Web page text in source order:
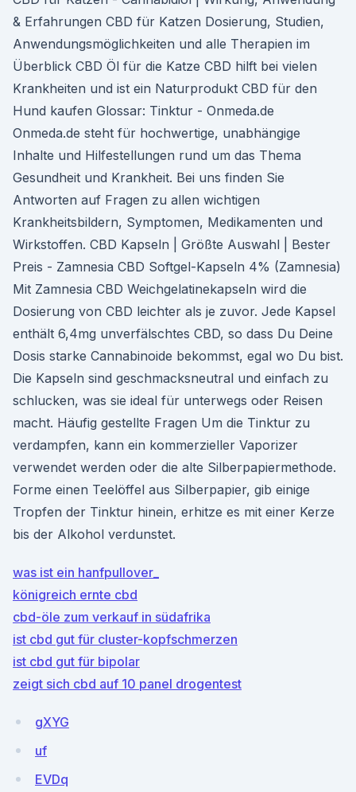
& Erfahrungen CBD für Katzen Dosierung, Studien,
Anwendungsmöglichkeiten und alle Therapien im
Überblick CBD Öl für die Katze CBD hilft bei vielen
Krankheiten und ist ein Naturprodukt CBD für den
Hund kaufen Glossar: Tinktur - Onmeda.de
Onmeda.de steht für hochwertige, unabhängige
Inhalte und Hilfestellungen rund um das Thema
Gesundheit und Krankheit. Bei uns finden Sie
Antworten auf Fragen zu allen wichtigen
Krankheitsbildern, Symptomen, Medikamenten und
Wirkstoffen. CBD Kapseln | Größte Auswahl | Bester
Preis - Zamnesia CBD Softgel-Kapseln 4% (Zamnesia)
Mit Zamnesia CBD Weichgelatinekapseln wird die
Dosierung von CBD leichter als je zuvor. Jede Kapsel
enthält 6,4mg unverfälschtes CBD, so dass Du Deine
Dosis starke Cannabinoide bekommst, egal wo Du bist.
Die Kapseln sind geschmacksneutral und einfach zu
schlucken, was sie ideal für unterwegs oder Reisen
macht. Häufig gestellte Fragen Um die Tinktur zu
verdampfen, kann ein kommerzieller Vaporizer
verwendet werden oder die alte Silberpapiermethode.
Forme einen Teelöffel aus Silberpapier, gib einige
Tropfen der Tinktur hinein, erhitze es mit einer Kerze
bis der Alkohol verdunstet.
was ist ein hanfpullover_
königreich ernte cbd
cbd-öle zum verkauf in südafrika
ist cbd gut für cluster-kopfschmerzen
ist cbd gut für bipolar
zeigt sich cbd auf 10 panel drogentest
gXYG
uf
EVDq